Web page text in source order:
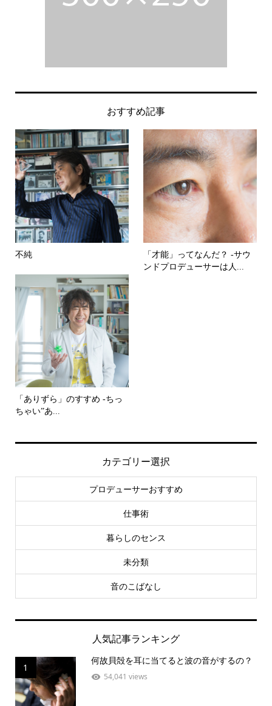
おすすめ記事
不純
「才能」ってなんだ？ -サウ
ンドプロデューサーは人...
「ありずら」のすすめ -ちっ
ちゃい”あ...
カテゴリー選択
プロデューサーおすすめ
仕事術
暮らしのセンス
未分類
音のこばなし
人気記事ランキング
1
何故貝殻を耳に当てると波の音がするの？
54,041 views